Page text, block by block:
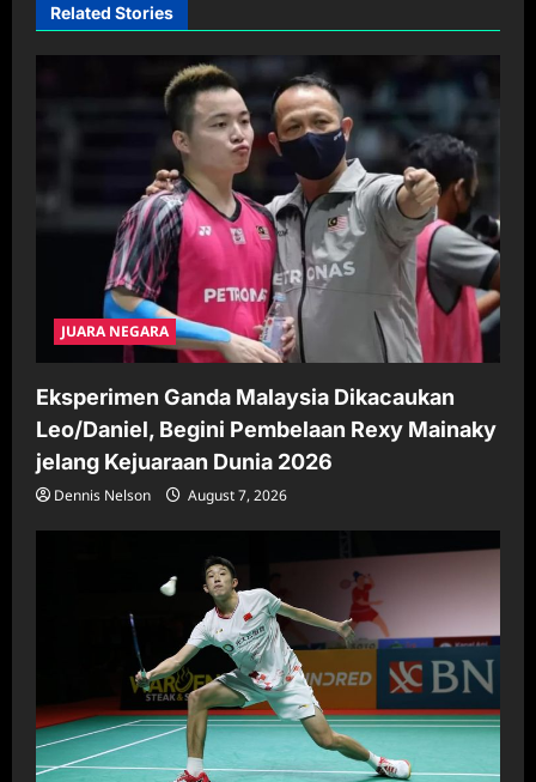
g
a
n
Related Stories
JUARA NEGARA
Eksperimen Ganda Malaysia Dikacaukan
Leo/Daniel, Begini Pembelaan Rexy Mainaky
jelang Kejuaraan Dunia 2026
Dennis Nelson August 7, 2026